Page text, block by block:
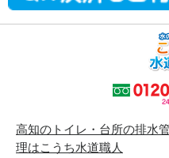
高知のトイレ・台所の排水
理はこうち水道職人